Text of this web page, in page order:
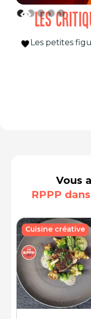
LES
Les petites
Vous
RPPP
Cuisine créative